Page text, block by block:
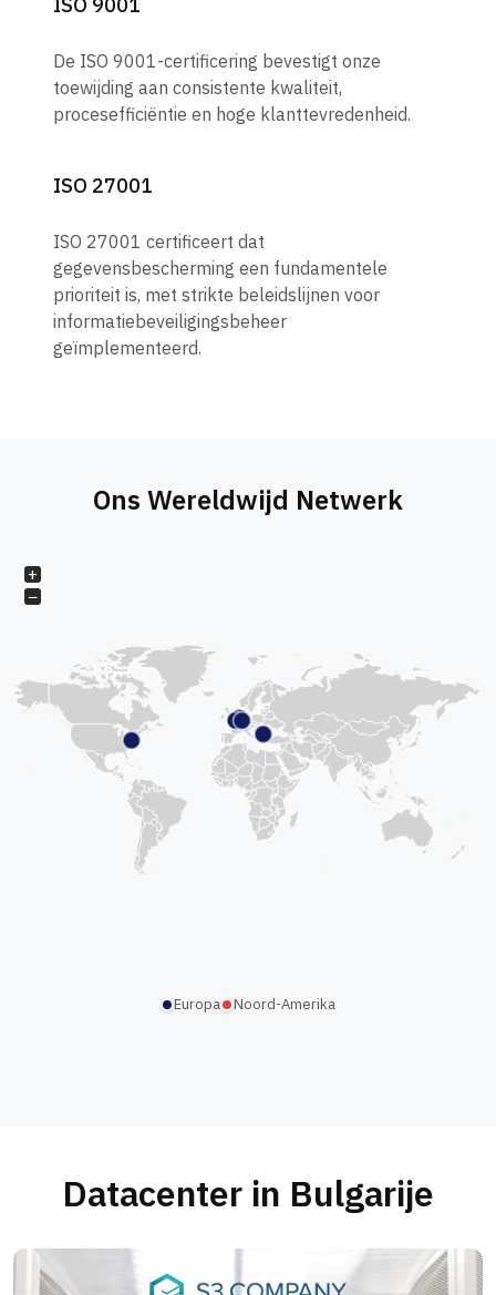
De ISO 9001-certificering bevestigt onze
toewijding aan consistente kwaliteit,
procesefficiëntie en hoge klanttevredenheid.
ISO 27001
ISO 27001 certificeert dat
gegevensbescherming een fundamentele
prioriteit is, met strikte beleidslijnen voor
informatiebeveiligingsbeheer
geïmplementeerd.
Ons Wereldwijd Netwerk
+
−
Europa Noord-Amerika
Datacenter in Bulgarije